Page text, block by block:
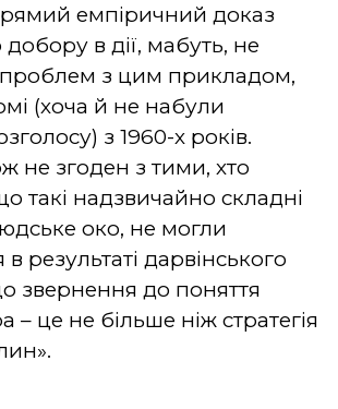
емпіричний доказ
в дії, мабуть, не
проблем з цим прикладом,
(хоча й не набули
з 1960-х років.
не згоден з тими, хто
такі надзвичайно складні
око, не могли
результаті дарвінського
звернення до поняття
– це не більше ніж стратегія